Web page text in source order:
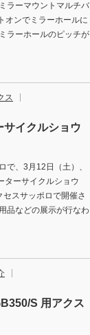
ラーマウントマルチバ
オンでミラーホールに
ラーホールのピッチが
ス
サイクルショウ
で、3月12日（土）、
ターサイクルショウ
スサッポロで開催さ
品などの展示が行なわ
S 用アクス